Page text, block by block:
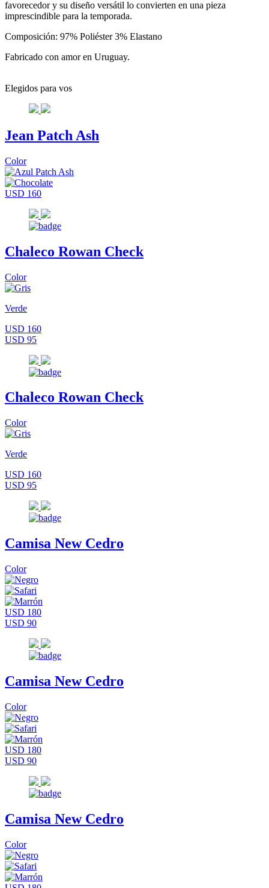
favorecedor y su diseño versátil lo convierten en una pieza
imprescindible para la temporada.
Composición: 97% Poliéster 3% Elastano
Fabricado con amor en Uruguay.
Elegidos para vos
Jean Patch Ash
Color
USD 160
Chaleco Rowan Check
Color
Verde
USD 160
USD 95
Chaleco Rowan Check
Color
Verde
USD 160
USD 95
Camisa New Cedro
Color
USD 180
USD 90
Camisa New Cedro
Color
USD 180
USD 90
Camisa New Cedro
Color